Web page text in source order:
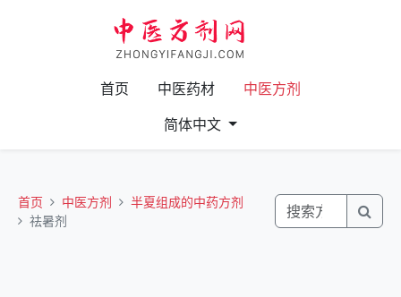
首页 中医药材
中医方剂
简体中文
首页 中医方剂
半夏组成的中药方剂
祛暑剂